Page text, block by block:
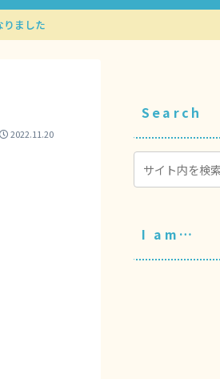
りました
2022.11.20
Search
I am…